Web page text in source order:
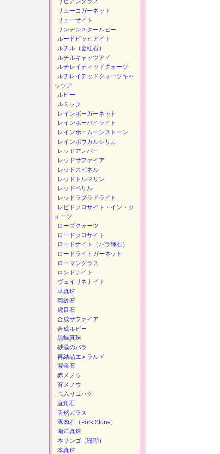
リビアングラス
リューコガーネット
リューサイト
リンデンスタールビー
ルードビッヒアイト
ルチル（金紅石）
ルチルキャッツアイ
ルチレイティッドクォーツ
ルチレイテッドクォーツキャ
ッツア
ルビー
ルミック
レインボーガーネット
レインボーパイライト
レインボームーンストーン
レインボウカルシリカ
レッドアンバー
レッドサファイア
レッドスピネル
レッドトルマリン
レッドベリル
レッドラブラドライト
レビドクロサイト・イン・ク
ォーツ
ローズクォーツ
ロードクロサイト
ロードナイト（バラ輝石）
ロードライトガーネット
ローマングラス
ロンドナイト
ヴェイリネナイト
華真珠
菊紋石
虎目石
合成サファイア
合成ルビー
黒蝶真珠
砂漠のバラ
再結晶エメラルド
紫金石
赤メノウ
苔メノウ
虫入りコハク
直角石
天然ガラス
豚肉石（Pork Stone）
南洋真珠
本サンゴ（珊瑚）
本真珠